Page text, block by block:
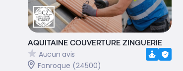
AQUITAINE COUVERTURE ZINGUERIE
Aucun avis
Fonroque (24500)